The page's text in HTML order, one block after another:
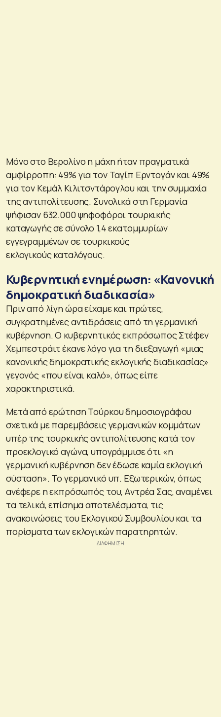
Μόνο στο Βερολίνο η μάχη ήταν πραγματικά
αμφίρροπη: 49% για τον Ταγίπ Ερντογάν και 49%
για τον Κεμάλ Κιλιτσντάρογλου και την συμμαχία
της αντιπολίτευσης. Συνολικά στη Γερμανία
ψήφισαν 632.000 ψηφοφόροι τουρκικής
καταγωγής σε σύνολο 1,4 εκατομμυρίων
εγγεγραμμένων σε τουρκικούς
εκλογικούς καταλόγους.
Κυβερνητική ενημέρωση: «Κανονική
δημοκρατική διαδικασία»
Πριν από λίγη ώρα είχαμε και πρώτες,
συγκρατημένες αντιδράσεις από τη γερμανική
κυβέρνηση. Ο κυβερνητικός εκπρόσωπος Στέφεν
Χεμπεστράιτ έκανε λόγο για τη διεξαγωγή «μιας
κανονικής δημοκρατικής εκλογικής διαδικασίας»
γεγονός «που είναι καλό», όπως είπε
χαρακτηριστικά.
Μετά από ερώτηση Τούρκου δημοσιογράφου
σχετικά με παρεμβάσεις γερμανικών κομμάτων
υπέρ της τουρκικής αντιπολίτευσης κατά τον
προεκλογικό αγώνα, υπογράμμισε ότι «η
γερμανική κυβέρνηση δεν έδωσε καμία εκλογική
σύσταση». Το γερμανικό υπ. Εξωτερικών, όπως
ανέφερε η εκπρόσωπός του, Aντρέα Σας, αναμένει
τα τελικά, επίσημα αποτελέσματα, τις
ανακοινώσεις του Εκλογικού Συμβουλίου και τα
πορίσματα των εκλογικών παρατηρητών.